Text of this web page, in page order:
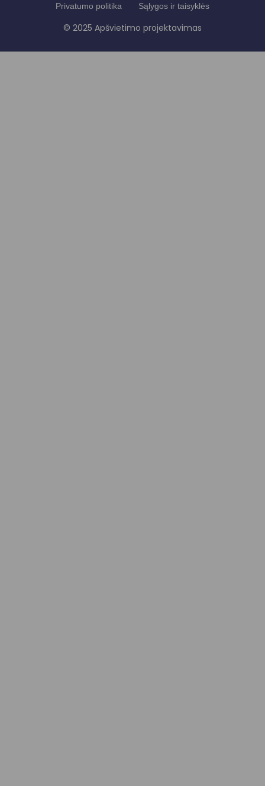
Privatumo politika Sąlygos ir taisyklės
© 2025 Apšvietimo projektavimas